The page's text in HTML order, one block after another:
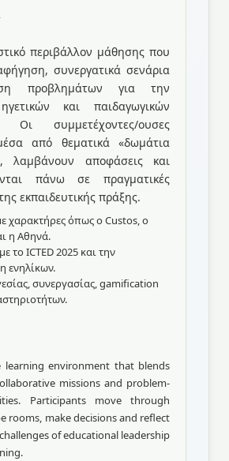
περιβάλλον μάθησης που
συνεργατικά σενάρια
προβλημάτων για την
και παιδαγωγικών
Οι συμμετέχοντες/ουσες
από θεματικά «δωμάτια
λαμβάνουν αποφάσεις και
πάνω σε πραγματικές
εκπαιδευτικής πράξης.
χαρακτήρες όπως ο Custos, ο
η Αθηνά.
το ICTED 2025 και την
ενηλίκων.
συνεργασίας, gamification
learning environment that blends
missions and problem-
Participants move through
rooms, make decisions and reflect
of educational leadership